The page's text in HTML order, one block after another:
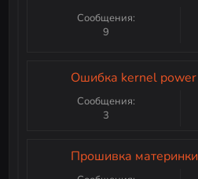
Сообщения:
9
Ошибка kernel power
Сообщения:
3
Прошивка материнки